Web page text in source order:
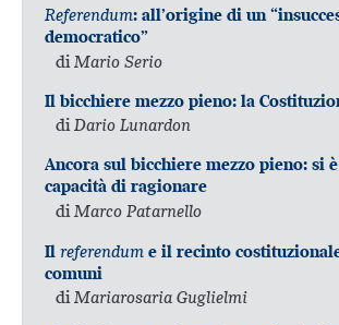
Referendum: all’origine di un
democratico”
di Mario Serio
Il bicchiere mezzo pieno: la
diDario Lunardon
Ancora sul bicchiere mezzo pieno: si
capacità di ragionare
di Marco Patarnello
Il referendum e il recinto
comuni
diMariarosaria Guglielmi